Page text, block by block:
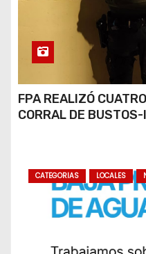
FPA REALIZÓ
CORRAL DE
CATEGORIAS LOCALES